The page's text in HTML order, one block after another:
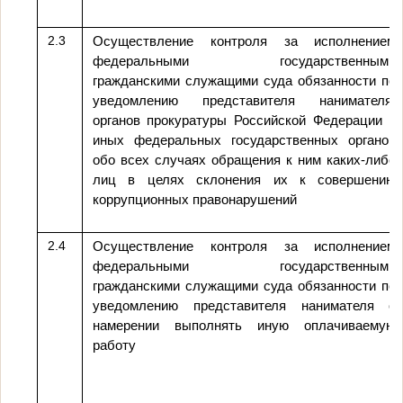
2.3
Осуществление контроля за исполнением
федеральными государственными
гражданскими служащими суда обязанности по
уведомлению представителя нанимателя,
органов прокуратуры Российской Федерации и
иных федеральных государственных органов
обо всех случаях обращения к ним каких-либо
лиц в целях склонения их к совершению
коррупционных правонарушений
2.4
Осуществление контроля за исполнением
федеральными государственными
гражданскими служащими суда обязанности по
уведомлению представителя нанимателя о
намерении выполнять иную оплачиваемую
работу